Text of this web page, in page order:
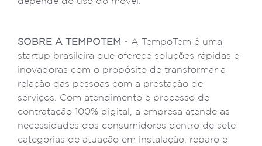
SOBRE A TEMPOTEM - A TempoTem é uma
startup brasileira que oferece soluções rápidas e
inovadoras com o propósito de transformar a
relação das pessoas com a prestação de
serviços. Com atendimento e processo de
contratação 100% digital, a empresa atende as
necessidades dos consumidores dentro de sete
categorias de atuação em instalação, reparo e